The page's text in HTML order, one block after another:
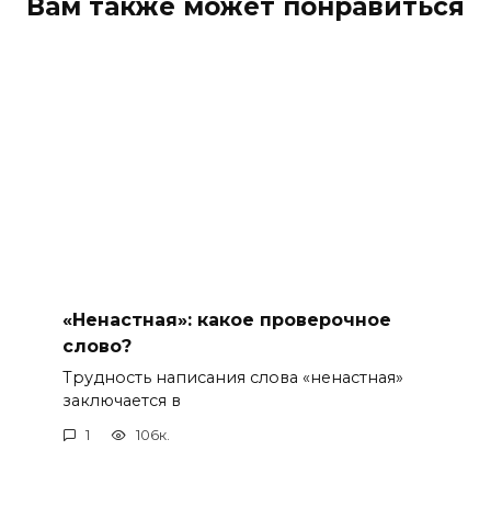
Вам также может понравиться
«Ненастная»: какое проверочное
слово?
Трудность написания слова «ненастная»
заключается в
1 106к.